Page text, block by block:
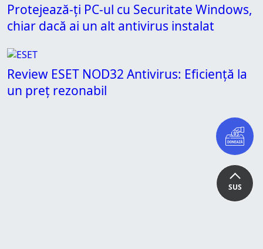
SUS
Protejează-ți PC-ul cu Securitate Windows,
chiar dacă ai un alt antivirus instalat
Review ESET NOD32 Antivirus: Eficiență la
un preț rezonabil